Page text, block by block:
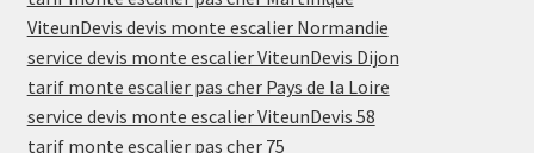
ViteunDevis devis monte escalier Normandie
service devis monte escalier ViteunDevis Dijon
tarif monte escalier pas cher Pays de la Loire
service devis monte escalier ViteunDevis 58
tarif monte escalier pas cher 75